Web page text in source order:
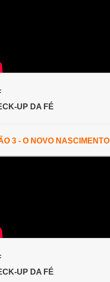
UP DA FÉ
3 - O NOVO NASCIMENTO
UP DA FÉ